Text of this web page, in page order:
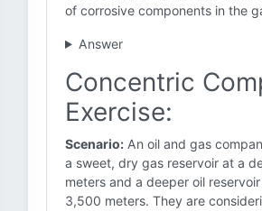
of corrosive components in the
Answer
Concentric
Exercise:
Scenario: An oil and gas
a sweet, dry gas reservoir at a
meters and a deeper oil
3,500 meters. They are